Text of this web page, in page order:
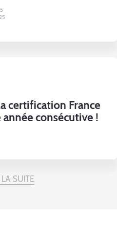
certification France
consécutive !
SUITE